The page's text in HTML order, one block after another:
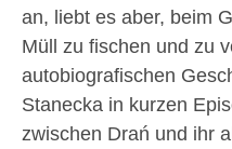
an, liebt es aber, beim
Müll zu fischen und zu
autobiografischen
Stanecka in kurzen
zwischen Drań und ihr